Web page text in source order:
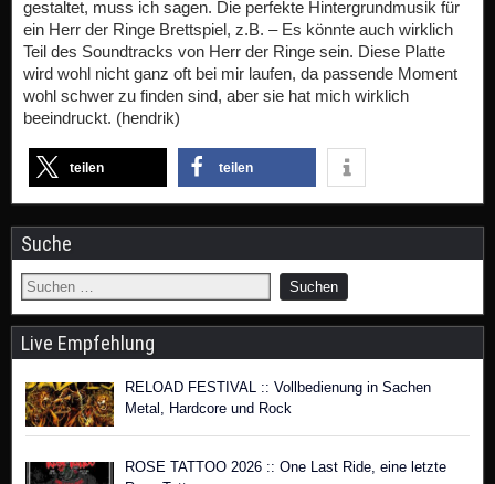
gestaltet, muss ich sagen. Die perfekte Hintergrundmusik für
ein Herr der Ringe Brettspiel, z.B. – Es könnte auch wirklich
Teil des Soundtracks von Herr der Ringe sein. Diese Platte
wird wohl nicht ganz oft bei mir laufen, da passende Moment
wohl schwer zu finden sind, aber sie hat mich wirklich
beeindruckt. (hendrik)
teilen teilen
Suche
Live Empfehlung
RELOAD FESTIVAL :: Vollbedienung in Sachen
Metal, Hardcore und Rock
ROSE TATTOO 2026 :: One Last Ride, eine letzte